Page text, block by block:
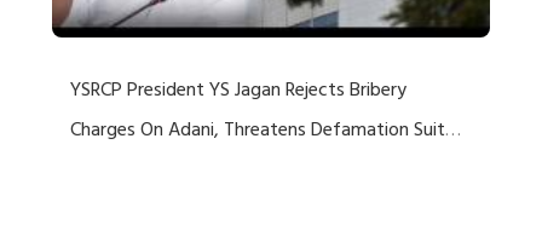
YSRCP President YS Jagan Rejects Bribery
Charges On Adani, Threatens Defamation Suit